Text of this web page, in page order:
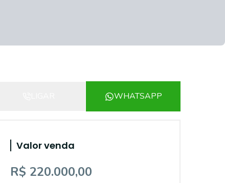
WHATSAPP
Valor venda
R$ 220.000,00